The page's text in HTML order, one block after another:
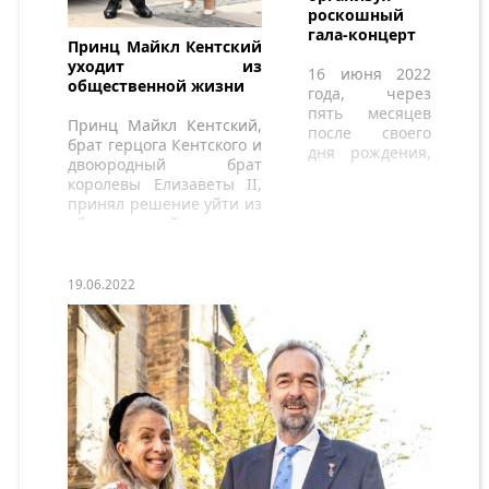
Принц Майкл Кентский
уходит из
общественной жизни
Принц Майкл Кентский,
брат герцога Кентского и
двоюродный брат
королевы Елизаветы II,
принял решение уйти из
общественной жизни.
19.06.2022
роскошный
гала-концерт
16 июня 2022
года, через
пять месяцев
после своего
дня рождения,